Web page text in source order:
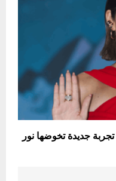
جديدة تخوضها نور